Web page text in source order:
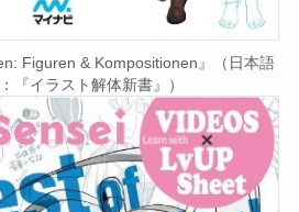
Figuren & Kompositionen』（日本語
『イラスト解体新書』）